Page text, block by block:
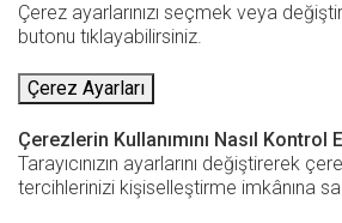
Çerez ayarlarınızı seçmek veya
butonu tıklayabilirsiniz.
Çerez Ayarları
Çerezlerin Kullanımını Nasıl Kontrol
Tarayıcınızın ayarlarını değiştirerek
tercihlerinizi kişiselleştirme imkânına